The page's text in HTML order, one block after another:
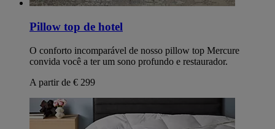
Pillow top de hotel
O conforto incomparável de nosso pillow top Mercure
convida você a ter um sono profundo e restaurador.
A partir de € 299